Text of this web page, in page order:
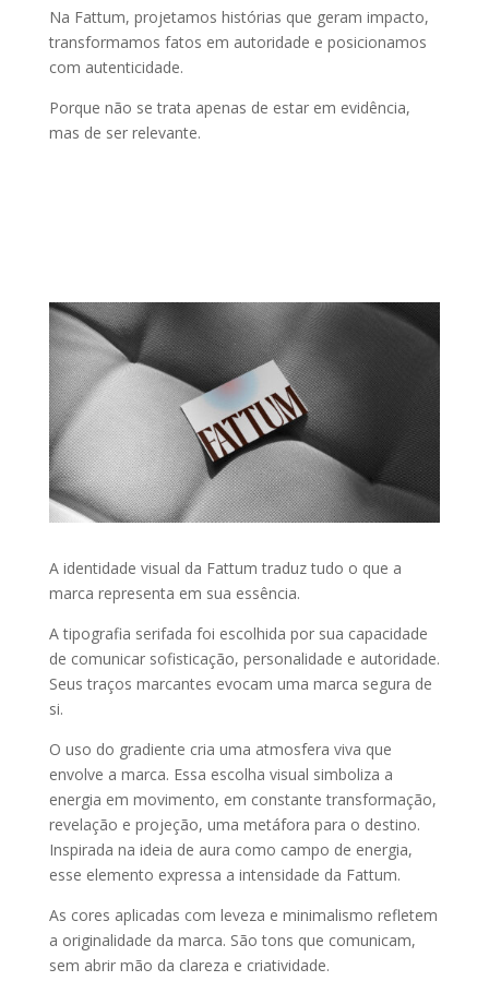
Na Fattum, projetamos histórias que geram impacto,
transformamos fatos em autoridade e posicionamos
com autenticidade.
Porque não se trata apenas de estar em evidência,
mas de ser relevante.
A identidade visual da Fattum traduz tudo o que a
marca representa em sua essência.
A tipografia serifada foi escolhida por sua capacidade
de comunicar sofisticação, personalidade e autoridade.
Seus traços marcantes evocam uma marca segura de
si.
O uso do gradiente cria uma atmosfera viva que
envolve a marca. Essa escolha visual simboliza a
energia em movimento, em constante transformação,
revelação e projeção, uma metáfora para o destino.
Inspirada na ideia de aura como campo de energia,
esse elemento expressa a intensidade da Fattum.
As cores aplicadas com leveza e minimalismo refletem
a originalidade da marca. São tons que comunicam,
sem abrir mão da clareza e criatividade.